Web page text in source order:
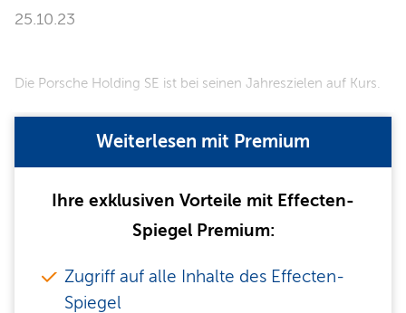
25.10.23
Die Porsche Holding SE ist bei seinen Jahreszielen auf Kurs.
Weiterlesen mit Premium
Ihre exklusiven Vorteile mit Effecten-
Spiegel Premium:
Zugriff auf alle Inhalte des Effecten-
Spiegel